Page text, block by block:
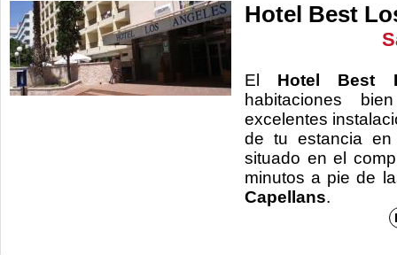
Hotel Best
El Hotel Best
habitaciones
excelentes
de tu estancia
situado en el
minutos a pie de
Capellans.